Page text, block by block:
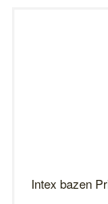
Intex bazen